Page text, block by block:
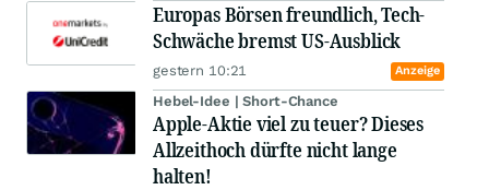
Europas Börsen freundlich, Tech-
Schwäche bremst US-Ausblick
gestern 10:21 Anzeige
Hebel-Idee | Short-Chance
Apple-Aktie viel zu teuer? Dieses
Allzeithoch dürfte nicht lange
halten!